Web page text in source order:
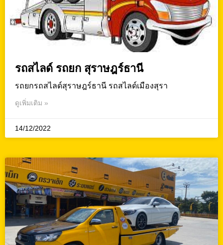
รถสไลด์ รถยก สุราษฎร์ธานี
รถยกรถสไลด์สุราษฎร์ธานี รถสไลด์เมืองสุรา
ดูเพิ่มเติม »
14/12/2022